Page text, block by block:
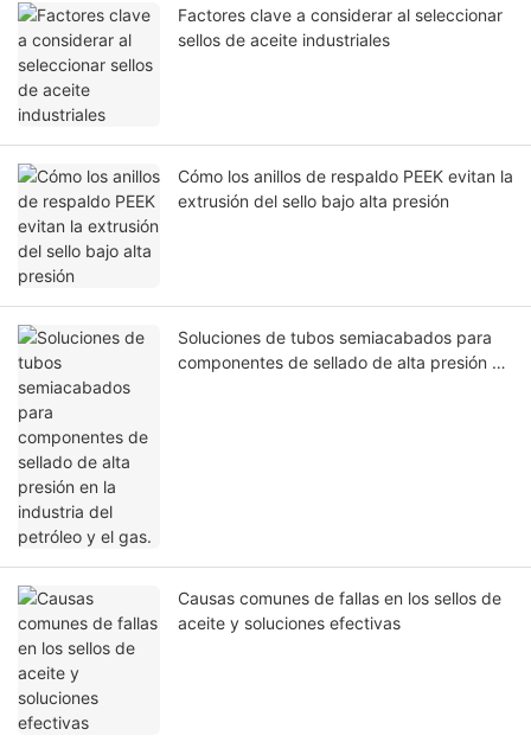
Factores clave a considerar al seleccionar
sellos de aceite industriales
Cómo los anillos de respaldo PEEK evitan la
extrusión del sello bajo alta presión
Soluciones de tubos semiacabados para
componentes de sellado de alta presión en
Causas comunes de fallas en los sellos de
aceite y soluciones efectivas